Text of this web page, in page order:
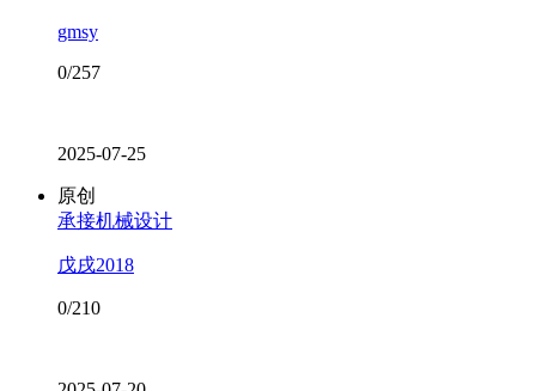
gmsy
0/257
2025-07-25
原创
承接机械设计
戊戌2018
0/210